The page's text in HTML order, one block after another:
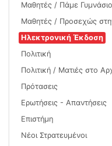
Μαθητές / Πάμε Γυμνάσιο
Μαθητές / Προσεχώς
Ηλεκτρονική Έκδοση
Πολιτική
Πολιτική / Ματιές στο
Πρότασεις
Ερωτήσεις - Απαντήσεις
Επιστήμη
Νέοι Στρατευμένοι